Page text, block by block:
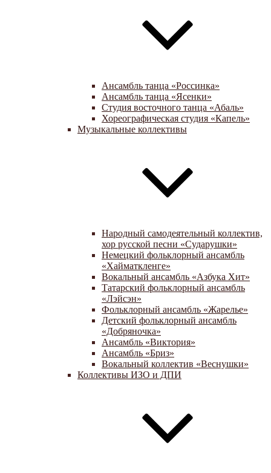
Ансамбль танца «Россинка»
Ансамбль танца «Ясенки»
Студия восточного танца «Абаль»
Хореографическая студия «Капель»
Музыкальные коллективы
Народный самодеятельный коллектив,
хор русской песни «Сударушки»
Немецкий фольклорный ансамбль
«Хайматкленге»
Вокальный ансамбль «Азбука Хит»
Татарский фольклорный ансамбль
«Лэйсэн»
Фольклорный ансамбль «Жарелье»
Детский фольклорный ансамбль
«Добряночка»
Ансамбль «Виктория»
Ансамбль «Бриз»
Вокальный коллектив «Веснушки»
Коллективы ИЗО и ДПИ